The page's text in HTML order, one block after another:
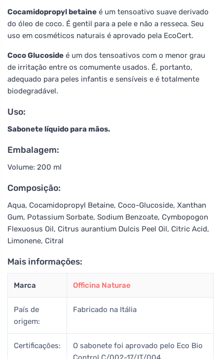
Cocamidopropyl betaine é um tensoativo suave derivado
do óleo de coco. É gentil para a pele e não a resseca. Seu
uso em cosméticos naturais é aprovado pela EcoCert.
Coco Glucoside é um dos tensoativos com o menor grau
de irritação entre os comumente usados. É, portanto,
adequado para peles infantis e sensíveis e é totalmente
biodegradável.
Uso:
Sabonete líquido para mãos.
Embalagem:
Volume: 200 ml
Composição:
Aqua, Cocamidopropyl Betaine, Coco-Glucoside, Xanthan
Gum, Potassium Sorbate, Sodium Benzoate, Cymbopogon
Flexuosus Oil, Citrus aurantium Dulcis Peel Oil, Citric Acid,
Limonene, Citral
Mais informações:
Marca Officina Naturae
País de
origem:
Fabricado na Itália
Certificações:
O sabonete foi aprovado pelo Eco Bio